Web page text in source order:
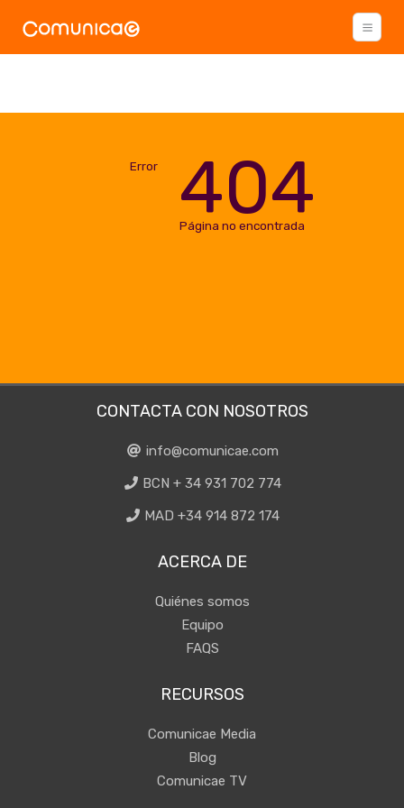
Error 404
Página no encontrada
CONTACTA CON NOSOTROS
info@comunicae.com
BCN + 34 931 702 774
MAD +34 914 872 174
ACERCA DE
Quiénes somos
Equipo
FAQS
RECURSOS
Comunicae Media
Blog
Comunicae TV